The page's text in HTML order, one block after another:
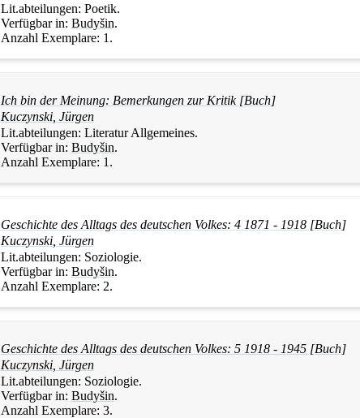
Lit.abteilungen: Poetik.
Verfügbar in: Budyšin.
Anzahl Exemplare: 1.
Ich bin der Meinung: Bemerkungen zur Kritik [Buch]
Kuczynski, Jürgen
Lit.abteilungen: Literatur Allgemeines.
Verfügbar in: Budyšin.
Anzahl Exemplare: 1.
Geschichte des Alltags des deutschen Volkes: 4 1871 - 1918 [Buch]
Kuczynski, Jürgen
Lit.abteilungen: Soziologie.
Verfügbar in: Budyšin.
Anzahl Exemplare: 2.
Geschichte des Alltags des deutschen Volkes: 5 1918 - 1945 [Buch]
Kuczynski, Jürgen
Lit.abteilungen: Soziologie.
Verfügbar in: Budyšin.
Anzahl Exemplare: 3.